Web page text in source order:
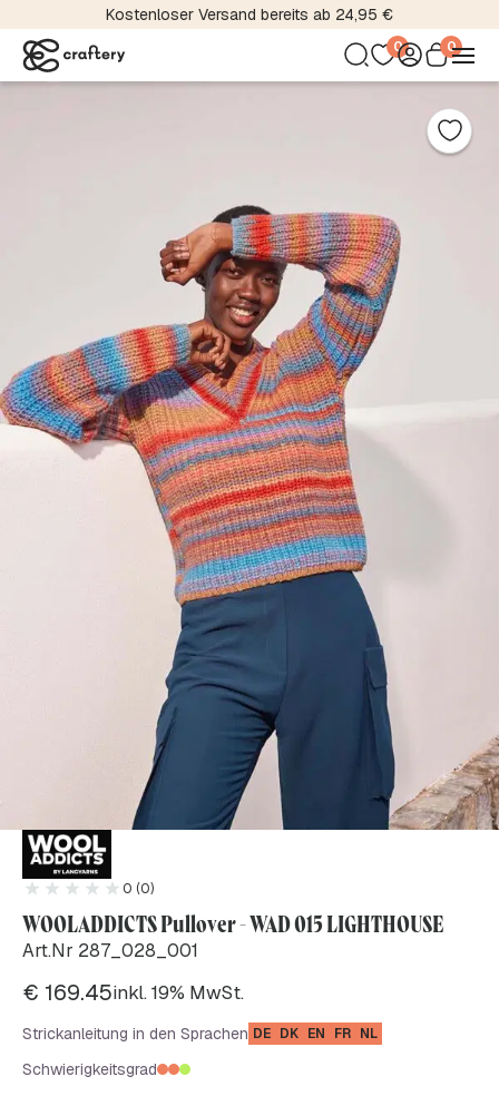
Kostenloser Versand bereits ab 24,95 €
0 0
0 (0)
WOOLADDICTS Pullover - WAD 015 LIGHTHOUSE
Art.Nr 287_028_001
€ 169.45inkl. 19% MwSt.
Strickanleitung in den Sprachen DE DK EN FR NL
Schwierigkeitsgrad